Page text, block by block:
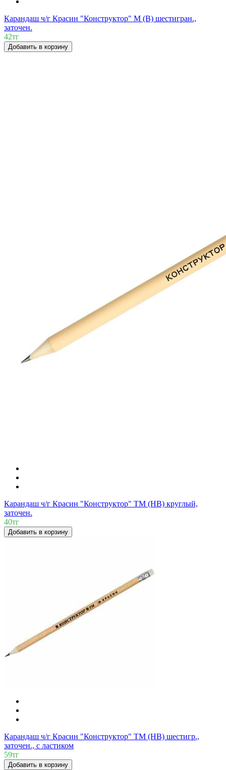
Карандаш ч/г Красин "Конструктор" М (B) шестигран.,
заточен.
42тг
Добавить в корзину
Карандаш ч/г Красин "Конструктор" ТМ (HB) круглый,
заточен.
40тг
Добавить в корзину
Карандаш ч/г Красин "Конструктор" ТМ (HB) шестигр.,
заточен., с ластиком
59тг
Добавить в корзину